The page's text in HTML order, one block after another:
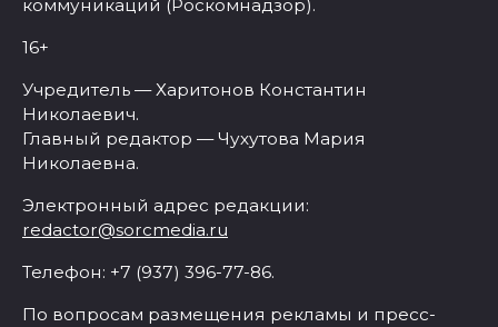
коммуникаций (Роскомнадзор).
16+
Учредитель — Харитонов Константин
Николаевич.
Главный редактор — Чухутова Мария
Николаевна.
Электронный адрес редакции:
redactor@sorcmedia.ru
Телефон: +7 (937) 396-77-86.
По вопросам размещения рекламы и пресс-